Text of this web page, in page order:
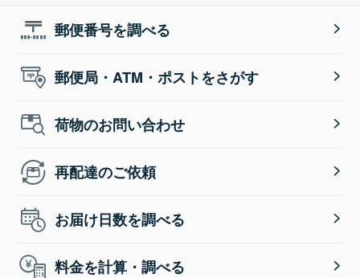
郵便番号を調べる
郵便局・ATM・ポストをさがす
荷物のお問い合わせ
再配達のご依頼
お届け日数を調べる
料金を計算・調べる